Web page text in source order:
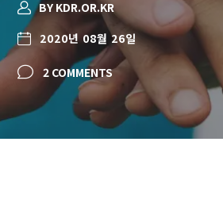
BYKDR.OR.KR
2020년 08월 26일
2 COMMENTS